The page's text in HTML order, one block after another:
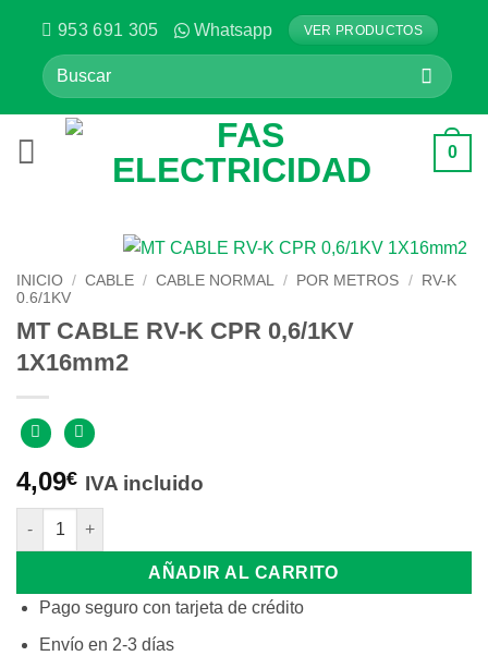
contenido
953 691 305 Whatsapp VER PRODUCTOS
Buscar
por:
0
INICIO / CABLE / CABLE NORMAL / POR METROS /
RV-K
0.6/1KV
MT CABLE RV-K CPR 0,6/1KV
1X16mm2
4,09€ IVA incluido
MT CABLE RV-K CPR 0,6/1KV 1X16mm2 cantidad
AÑADIR AL CARRITO
Pago seguro con tarjeta de crédito
Envío en 2-3 días